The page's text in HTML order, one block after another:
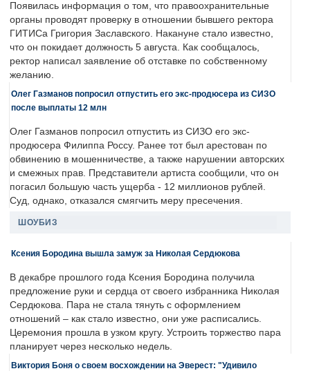
Появилась информация о том, что правоохранительные
органы проводят проверку в отношении бывшего ректора
ГИТИСа Григория Заславского. Накануне стало известно,
что он покидает должность 5 августа. Как сообщалось,
ректор написал заявление об отставке по собственному
желанию.
Олег Газманов попросил отпустить его экс-продюсера из СИЗО
после выплаты 12 млн
Олег Газманов попросил отпустить из СИЗО его экс-
продюсера Филиппа Россу. Ранее тот был арестован по
обвинению в мошенничестве, а также нарушении авторских
и смежных прав. Представители артиста сообщили, что он
погасил большую часть ущерба - 12 миллионов рублей.
Суд, однако, отказался смягчить меру пресечения.
ШОУБИЗ
Ксения Бородина вышла замуж за Николая Сердюкова
В декабре прошлого года Ксения Бородина получила
предложение руки и сердца от своего избранника Николая
Сердюкова. Пара не стала тянуть с оформлением
отношений – как стало известно, они уже расписались.
Церемония прошла в узком кругу. Устроить торжество пара
планирует через несколько недель.
Виктория Боня о своем восхождении на Эверест: "Удивило